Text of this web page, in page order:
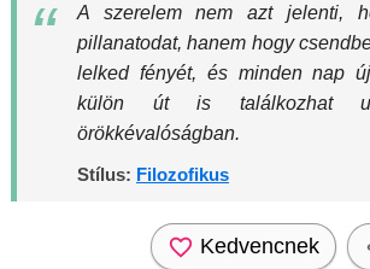
A szerelem nem azt jelenti,
pillanatodat, hanem hogy
lelked fényét, és minden nap
külön út is találkozhat
örökkévalóságban.
Stílus: Filozofikus
Kedvencnek